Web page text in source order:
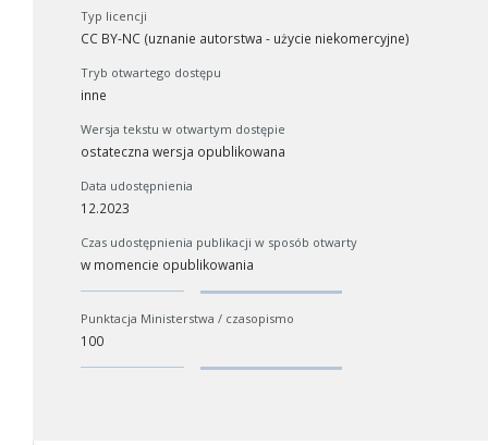
W zależności od ilości danych do przetworzenia generowanie pliku
się wydłużyć.
Typ licencji
CC BY-NC (uznanie autorstwa - użycie niekomercyjne)
Tryb otwartego dostępu
inne
Wersja tekstu w otwartym dostępie
ostateczna wersja opublikowana
Data udostępnienia
12.2023
Czas udostępnienia publikacji w sposób otwarty
w momencie opublikowania
Punktacja Ministerstwa / czasopismo
100